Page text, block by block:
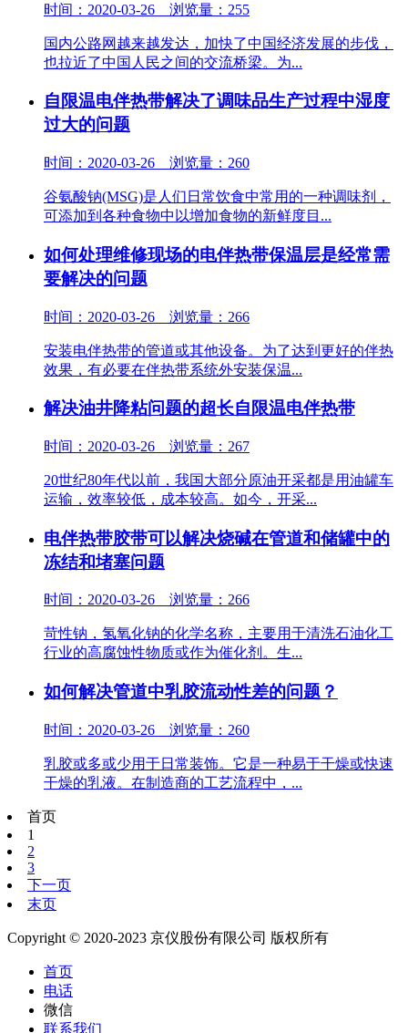
时间：2020-03-26 浏览量：255
国内公路网越来越发达，加快了中国经济发展的步伐，
也拉近了中国人民之间的交流桥梁。为...
自限温电伴热带解决了调味品生产过程中湿度
过大的问题
时间：2020-03-26 浏览量：260
谷氨酸钠(MSG)是人们日常饮食中常用的一种调味剂，
可添加到各种食物中以增加食物的新鲜度目...
如何处理维修现场的电伴热带保温层是经常需
要解决的问题
时间：2020-03-26 浏览量：266
安装电伴热带的管道或其他设备。为了达到更好的伴热
效果，有必要在伴热带系统外安装保温...
解决油井降粘问题的超长自限温电伴热带
时间：2020-03-26 浏览量：267
20世纪80年代以前，我国大部分原油开采都是用油罐车
运输，效率较低，成本较高。如今，开采...
电伴热带胶带可以解决烧碱在管道和储罐中的
冻结和堵塞问题
时间：2020-03-26 浏览量：266
苛性钠，氢氧化钠的化学名称，主要用于清洗石油化工
行业的高腐蚀性物质或作为催化剂。生...
如何解决管道中乳胶流动性差的问题？
时间：2020-03-26 浏览量：260
乳胶或多或少用于日常装饰。它是一种易于干燥或快速
干燥的乳液。在制造商的工艺流程中，...
首页
1
2
3
下一页
末页
Copyright © 2020-2023 京仪股份有限公司 版权所有
首页
电话
微信
联系我们